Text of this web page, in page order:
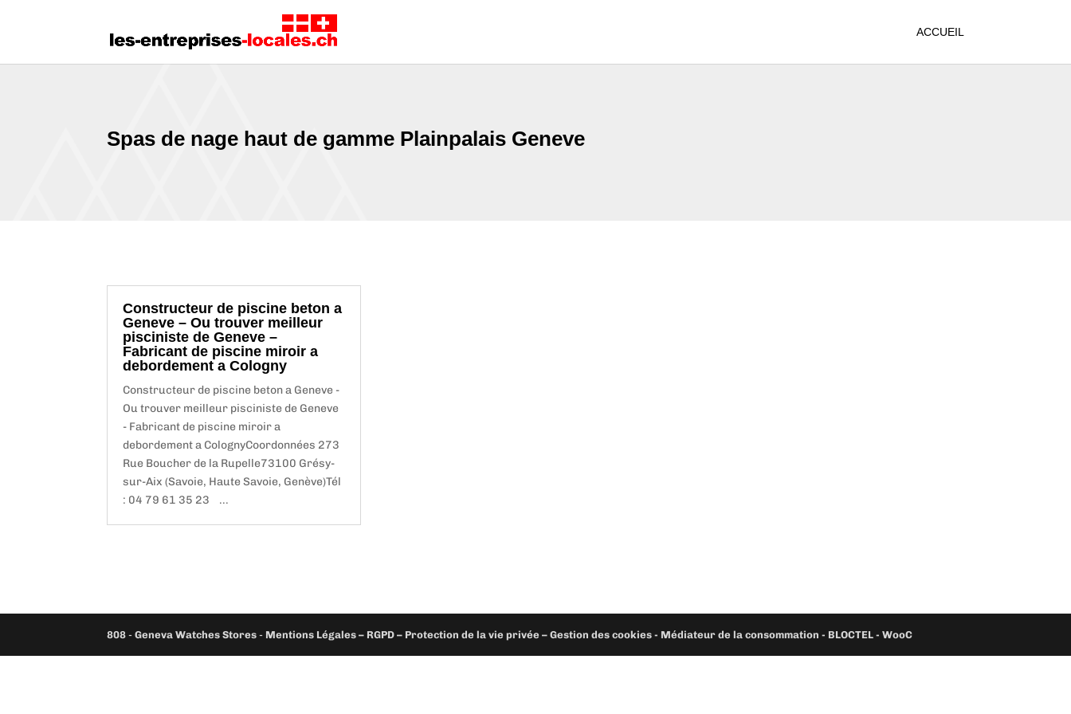
ACCUEIL
Spas de nage haut de gamme Plainpalais Geneve
Constructeur de piscine beton a
Geneve – Ou trouver meilleur
pisciniste de Geneve –
Fabricant de piscine miroir a
debordement a Cologny
Constructeur de piscine beton a Geneve -
Ou trouver meilleur pisciniste de Geneve
- Fabricant de piscine miroir a
debordement a ColognyCoordonnées 273
Rue Boucher de la Rupelle73100 Grésy-
sur-Aix (Savoie, Haute Savoie, Genève)Tél
: 04 79 61 35 23 ...
808 -Geneva Watches Stores - Mentions Légales – RGPD – Protection de la vie privée – Gestion des cookies - Médiateur de la consommation - BLOCTEL -WooC